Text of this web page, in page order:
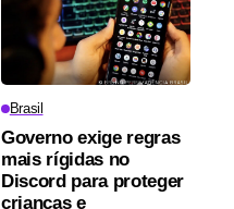
Brasil
Governo exige regras
mais rígidas no
Discord para proteger
crianças e